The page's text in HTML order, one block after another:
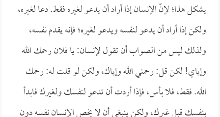
يشكل هذا؛ لإنّ الإنسان إذا أراد أن يدعو لغيره فقط. دعا لغيره،
ولكن إذا أراد أن يدعو لنفسه ويدعو لغيره؛ فإنه يقدم نفسه،
ولذلك ليس من الصواب أن تقول لإنسان: يا فلان رحمك الله
وإياي! لكن قل: رحمني الله وإياك، ولكن لو قلت له: رحمك
الله. فقط، فلا بأس، فإذا أردت أن تدعو لنفسك ولغيرك فابدأ